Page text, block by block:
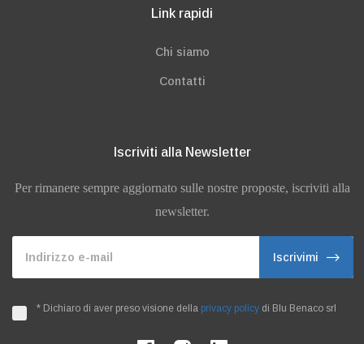
Link rapidi
Chi siamo
Contatti
Iscriviti alla Newsletter
Per rimanere sempre aggiornato sulle nostre proposte, iscriviti alla
newsletter.
Iscrivimi
* Dichiaro di aver preso visione della privacy policy di Blu Benaco srl